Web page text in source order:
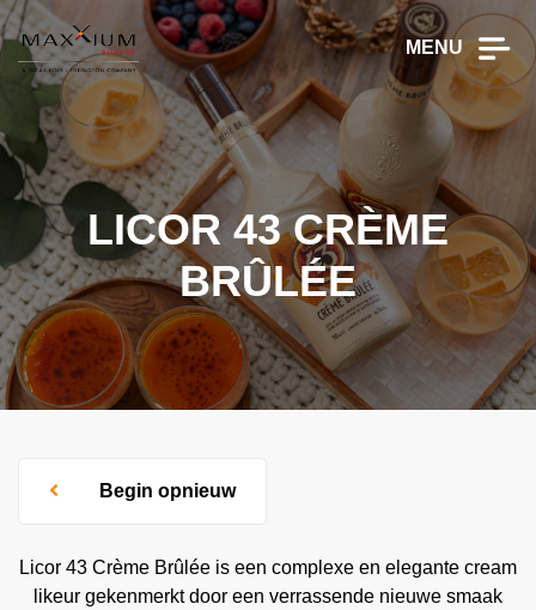
MENU
LICOR 43 CRÈME
BRÛLÉE
Begin opnieuw
Licor 43 Crème Brûlée is een complexe en elegante cream
likeur gekenmerkt door een verrassende nieuwe smaak